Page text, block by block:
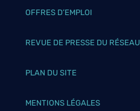
OFFRES D’EMPLOI
REVUE DE PRESSE DU RÉSEAU
PLAN DU SITE
MENTIONS LÉGALES